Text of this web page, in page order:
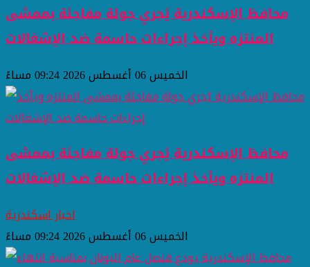
محافظ الإسكندرية يُجري جولة مفاجئة بممشى
المنتزه ويأخذ إجراءات حاسمة ضد الإشغالات
الخميس 06 أغسطس 2026 09:24 مساءً
محافظ الإسكندرية يُجري جولة مفاجئة بممشى
المنتزه ويأخذ إجراءات حاسمة ضد الإشغالات
اخبار اسكندرية
الخميس 06 أغسطس 2026 09:24 مساءً